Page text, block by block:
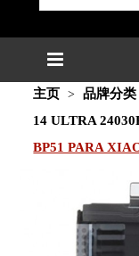
主页 品牌分类
14 ULTRA
BP51 PARA